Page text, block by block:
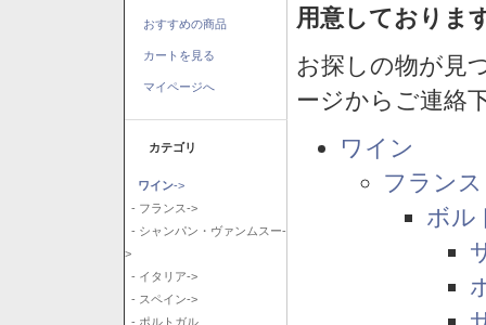
おすすめの商品
カートを見る
マイページへ
カテゴリ
ワイン->
- フランス->
- シャンパン・ヴァンムスー-
>
- イタリア->
- スペイン->
- ポルトガル
用意しておりま
お探しの物が見
ージからご連絡
ワイン
フランス
ボル